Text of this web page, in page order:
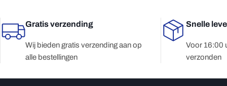
Gratis verzending
Wij bieden gratis verzending aan op
alle bestellingen
Snelle
Voor 16:00
verzonden